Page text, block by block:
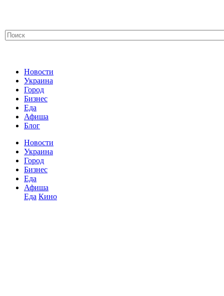
Новости
Украина
Город
Бизнес
Еда
Афиша
Блог
Новости
Украина
Город
Бизнес
Еда
Афиша
Еда Кино